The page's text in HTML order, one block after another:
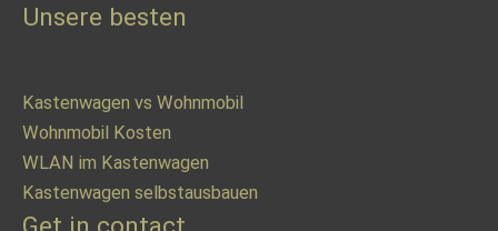
Unsere besten
Kastenwagen vs Wohnmobil
Wohnmobil Kosten
WLAN im Kastenwagen
Kastenwagen selbstausbauen